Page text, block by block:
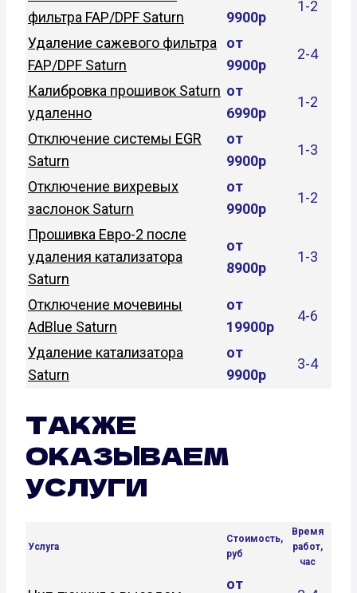
фильтра FAP/DPF Saturn
9900р
1-2
Удаление сажевого фильтра
FAP/DPF Saturn
от
9900р
2-4
Калибровка прошивок Saturn
удаленно
от
6990р
1-2
Отключение системы EGR
Saturn
от
9900р
1-3
Отключение вихревых
заслонок Saturn
от
9900р
1-2
Прошивка Евро-2 после
удаления катализатора
Saturn
от
8900р
1-3
Отключение мочевины
AdBlue Saturn
от
19900р
4-6
Удаление катализатора
Saturn
от
9900р
3-4
ТАКЖЕ
ОКАЗЫВАЕМ
УСЛУГИ
Услуга
Стоимость,
руб
Время
работ,
час
от